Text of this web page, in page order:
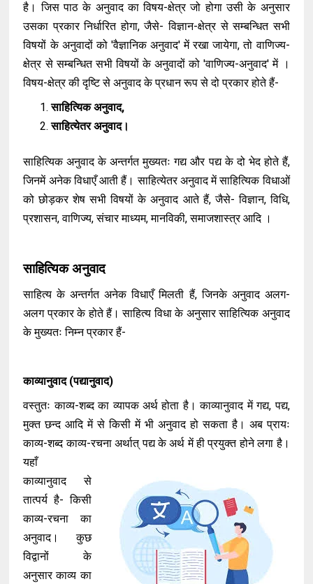
है। जिस पाठ के अनुवाद का विषय-क्षेत्र जो होगा उसी के अनुसार
उसका प्रकार निर्धारित होगा, जैसे- विज्ञान-क्षेत्र से सम्बन्धित सभी
विषयों के अनुवादों को 'वैज्ञानिक अनुवाद' में रखा जायेगा, तो वाणिज्य-
क्षेत्र से सम्बन्धित सभी विषयों के अनुवादों को 'वाणिज्य-अनुवाद' में ।
विषय-क्षेत्र की दृष्टि से अनुवाद के प्रधान रूप से दो प्रकार होते हैं-
साहित्यिक अनुवाद,
साहित्येतर अनुवाद।
साहित्यिक अनुवाद के अन्तर्गत मुख्यतः गद्य और पद्य के दो भेद होते हैं,
जिनमें अनेक विधाएँ आती हैं। साहित्येतर अनुवाद में साहित्यिक विधाओं
को छोड़कर शेष सभी विषयों के अनुवाद आते हैं, जैसे- विज्ञान, विधि,
प्रशासन, वाणिज्य, संचार माध्यम, मानविकी, समाजशास्त्र आदि ।
साहित्यिक अनुवाद
साहित्य के अन्तर्गत अनेक विधाएँ मिलती हैं, जिनके अनुवाद अलग-
अलग प्रकार के होते हैं। साहित्य विधा के अनुसार साहित्यिक अनुवाद
के मुख्यतः निम्न प्रकार हैं-
काव्यानुवाद (पद्यानुवाद)
वस्तुतः काव्य-शब्द का व्यापक अर्थ होता है। काव्यानुवाद में गद्य, पद्य,
मुक्त छन्द आदि में से किसी में भी अनुवाद हो सकता है। अब प्रायः
काव्य-शब्द काव्य-रचना अर्थात् पद्य के अर्थ में ही प्रयुक्त होने लगा है।
यहाँ
काव्यानुवाद से
तात्पर्य है- किसी
काव्य-रचना का
अनुवाद। कुछ
विद्वानों के
अनुसार काव्य का